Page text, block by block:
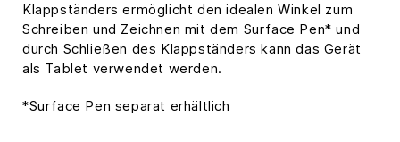
Klappständers ermöglicht den idealen Winkel zum
Schreiben und Zeichnen mit dem Surface Pen* und
durch Schließen des Klappständers kann das Gerät
als Tablet verwendet werden.
*Surface Pen separat erhältlich